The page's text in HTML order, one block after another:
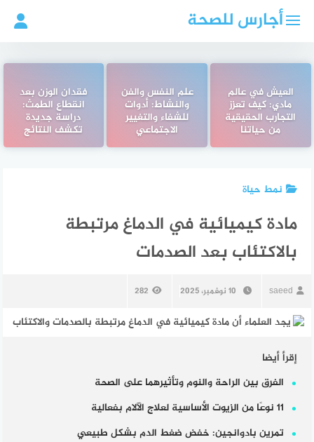
أجارس للصحة
العيش في عالم
مادي: كيف تعزز
التجارب الحقيقية
من حياتنا
علم النفس والفن
والنشاط: أدوات
للشفاء والتغيير
الاجتماعي
فقدان الوزن بعد
انقطاع الطمث:
دراسة جديدة
تكشف النتائج
نمط حياة
مادة كيميائية في الدماغ مرتبطة
بالاكتئاب بعد الصدمات
saeed 10 نوفمبر، 2025 282
إقرأ أيضا
الفرق بين الراحة والنوم وتأثيرهما على الصحة
11 نوعًا من الزيوت الأساسية لعلاج الآلام بفعالية
تمرين بادوانجين: خفض ضغط الدم بشكل طبيعي